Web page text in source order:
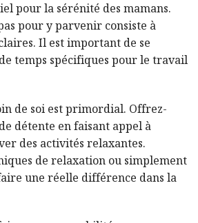
pour la sérénité des mamans.
pour y parvenir consiste à
Il est important de se
temps spécifiques pour le travail
de soi est primordial. Offrez-
détente en faisant appel à
des activités relaxantes.
de relaxation ou simplement
une réelle différence dans la